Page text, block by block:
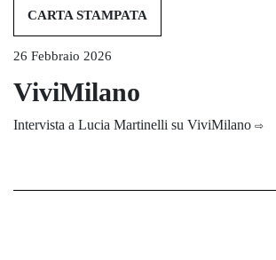
CARTA STAMPATA
26 Febbraio 2026
ViviMilano
Intervista a Lucia Martinelli su ViviMilano ⇨